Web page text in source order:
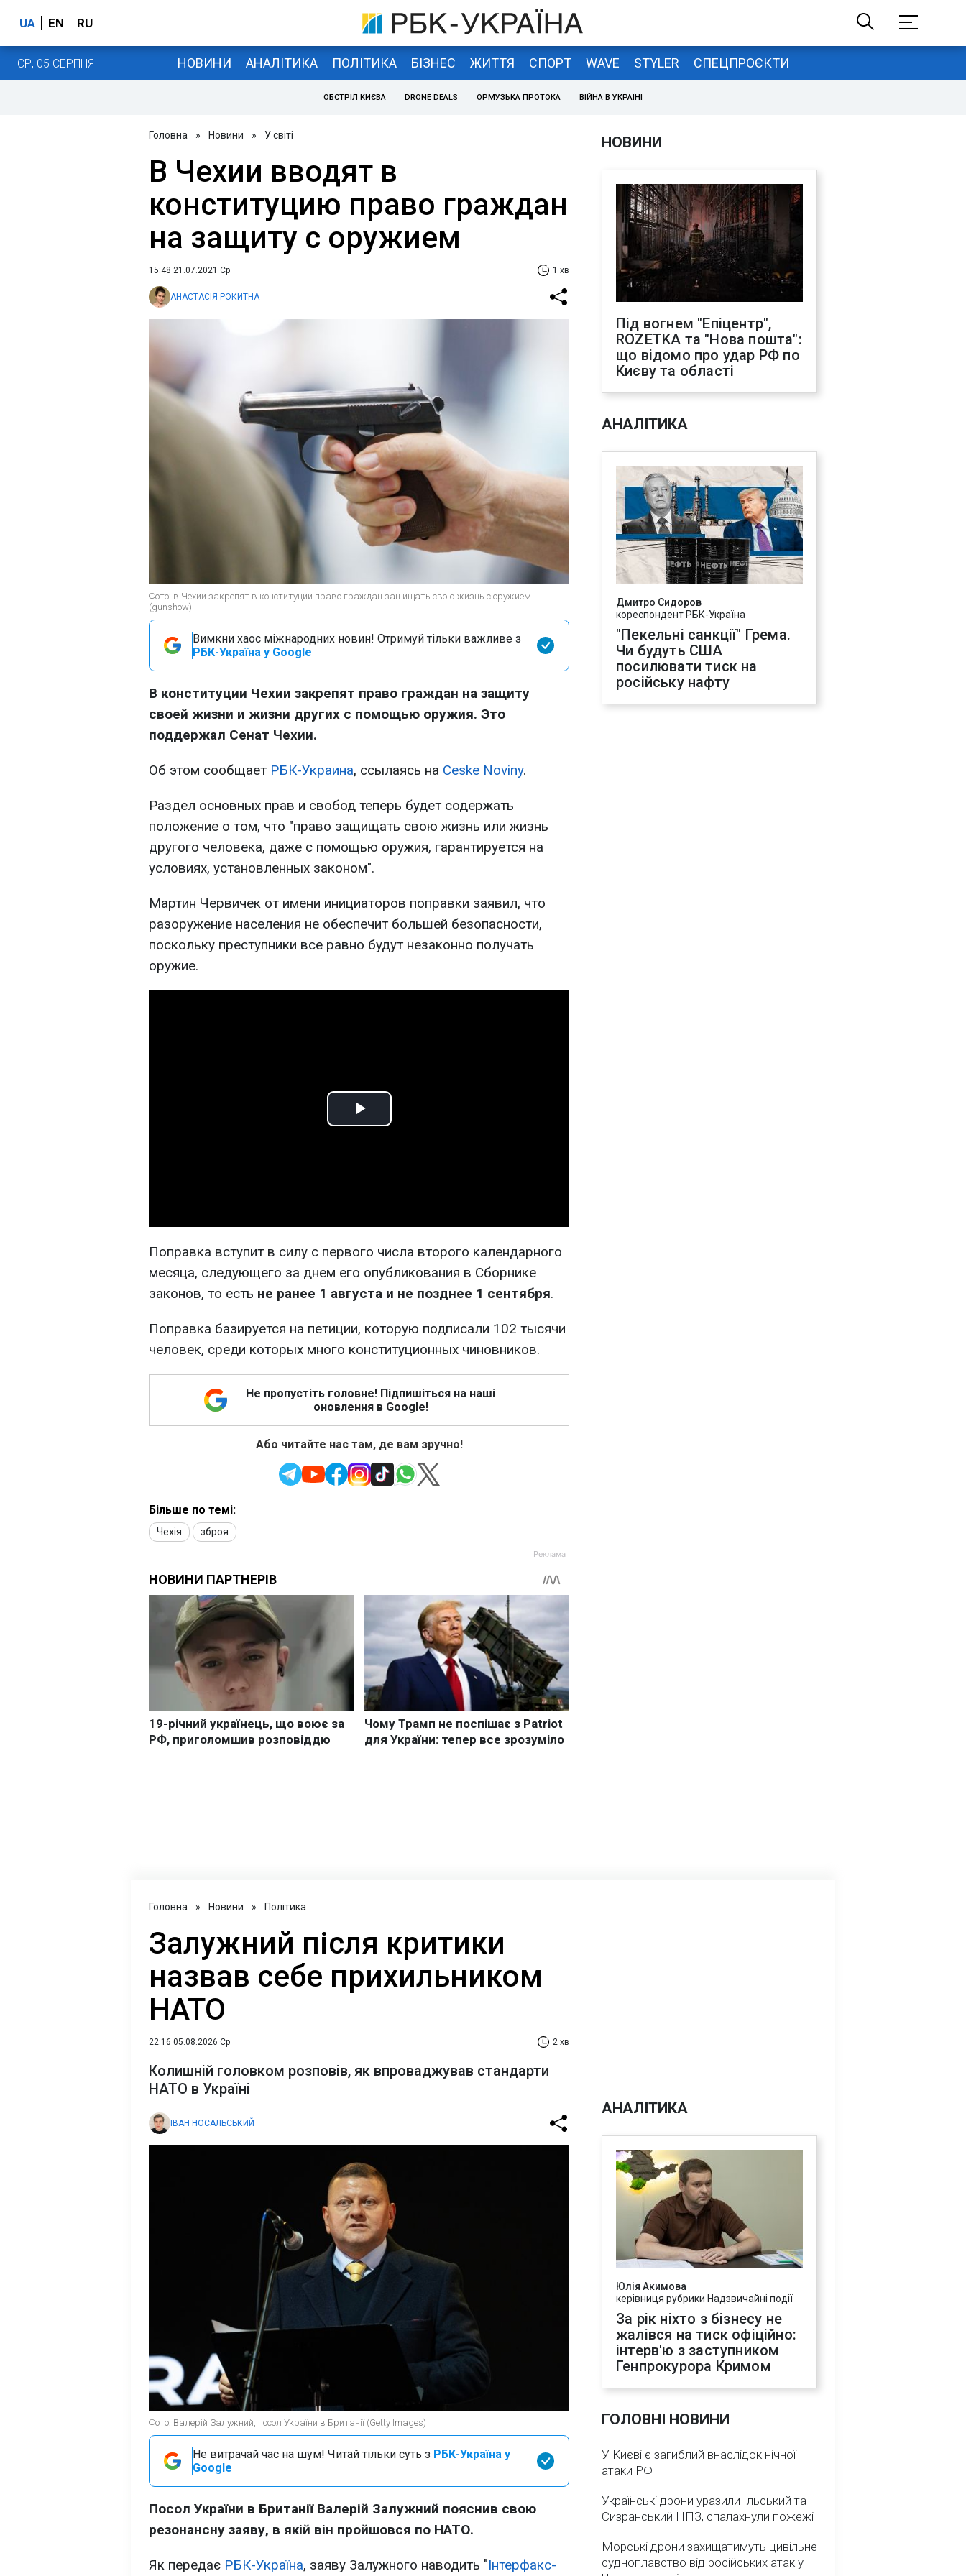
UA EN RU
СР, 05 СЕРПНЯ НОВИНИ АНАЛІТИКА ПОЛІТИКА БІЗНЕС ЖИТТЯ СПОРТ WAVE STYLER СПЕЦПРОЄКТИ
ОБСТРІЛ КИЄВА DRONE DEALS ОРМУЗЬКА ПРОТОКА ВІЙНА В УКРАЇНІ
Головна » Новини » У світі
В Чехии вводят в
конституцию право граждан
на защиту с оружием
15:48 21.07.2021 Ср 1 хв
АНАСТАСІЯ РОКИТНА
Фото: в Чехии закрепят в конституции право граждан защищать свою жизнь с оружием
(gunshow)
Вимкни хаос міжнародних новин! Отримуй тільки важливе з
РБК-Україна у Google
В конституции Чехии закрепят право граждан на защиту
своей жизни и жизни других с помощью оружия. Это
поддержал Сенат Чехии.
Об этом сообщает РБК-Украина, ссылаясь на Ceske Noviny.
Раздел основных прав и свобод теперь будет содержать
положение о том, что "право защищать свою жизнь или жизнь
другого человека, даже с помощью оружия, гарантируется на
условиях, установленных законом".
Мартин Червичек от имени инициаторов поправки заявил, что
разоружение населения не обеспечит большей безопасности,
поскольку преступники все равно будут незаконно получать
оружие.
Play
Поправка вступит в силу с первого числа второго календарного
месяца, следующего за днем ​​его опубликования в Сборнике
законов, то есть не ранее 1 августа и не позднее 1 сентября.
Поправка базируется на петиции, которую подписали 102 тысячи
человек, среди которых много конституционных чиновников.
Не пропустіть головне! Підпишіться на наші
оновлення в Google!
Або читайте нас там, де вам зручно!
Більше по темі:
Чехія зброя
НОВИНИ
Під вогнем "Епіцентр",
ROZETKA та "Нова пошта":
що відомо про удар РФ по
Києву та області
АНАЛІТИКА
Дмитро Сидоров
кореспондент РБК-Україна
"Пекельні санкції" Грема.
Чи будуть США
посилювати тиск на
російську нафту
Головна » Новини » Політика
Залужний після критики
назвав себе прихильником
НАТО
22:16 05.08.2026 Ср 2 хв
Колишній головком розповів, як впроваджував стандарти
НАТО в Україні
ІВАН НОСАЛЬСЬКИЙ
Фото: Валерій Залужний, посол України в Британії (Getty Images)
Не витрачай час на шум! Читай тільки суть з РБК-Україна у
Google
Посол України в Британії Валерій Залужний пояснив свою
резонансну заяву, в якій він пройшовся по НАТО.
Як передає РБК-Україна, заяву Залужного наводить "Інтерфакс-
АНАЛІТИКА
Юлія Акимова
керівниця рубрики Надзвичайні події
За рік ніхто з бізнесу не
жалівся на тиск офіційно:
інтерв'ю з заступником
Генпрокурора Кримом
ГОЛОВНІ НОВИНИ
У Києві є загиблий внаслідок нічної
атаки РФ
Українські дрони уразили Ільський та
Сизранський НПЗ, спалахнули пожежі
Морські дрони захищатимуть цивільне
судноплавство від російських атак у